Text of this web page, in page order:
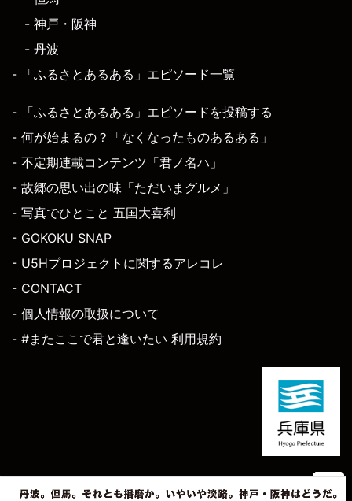
- 神戸・阪神
- 丹波
- 「ふるさとあるある」エピソード一覧
- 「ふるさとあるある」エピソードを投稿する
- 何が始まるの？「なくなったものあるある」
- 不定期連載コンテンツ「君ノ名ハ」
- 故郷の思い出の味「ただいまグルメ」
- 写真でひとこと 五国大喜利
- GOKOKU SNAP
- U5Hプロジェクトに関するアレコレ
- CONTACT
- 個人情報の取扱について
- #またここで君と逢いたい 利用規約